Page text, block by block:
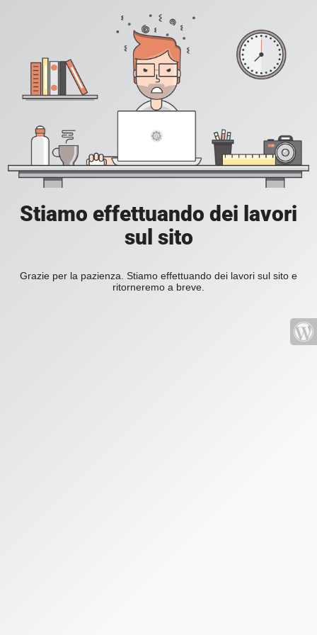
Stiamo effettuando dei lavori
sul sito
Grazie per la pazienza. Stiamo effettuando dei lavori sul sito e
ritorneremo a breve.